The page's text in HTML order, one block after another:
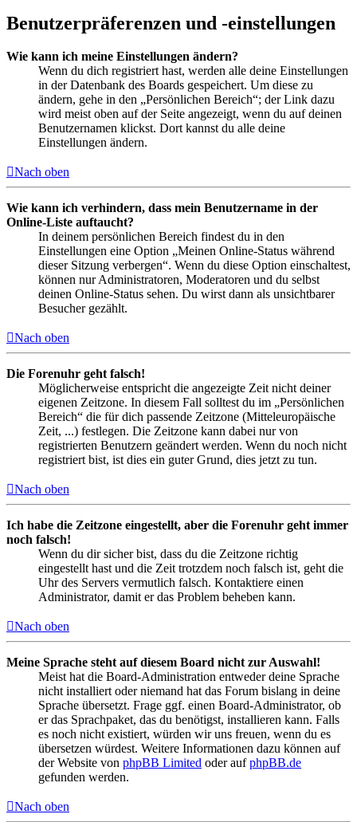
Benutzerpräferenzen und -einstellungen
Wie kann ich meine Einstellungen ändern?
Wenn du dich registriert hast, werden alle deine Einstellungen
in der Datenbank des Boards gespeichert. Um diese zu
ändern, gehe in den „Persönlichen Bereich“; der Link dazu
wird meist oben auf der Seite angezeigt, wenn du auf deinen
Benutzernamen klickst. Dort kannst du alle deine
Einstellungen ändern.
Nach oben
Wie kann ich verhindern, dass mein Benutzername in der
Online-Liste auftaucht?
In deinem persönlichen Bereich findest du in den
Einstellungen eine Option „Meinen Online-Status während
dieser Sitzung verbergen“. Wenn du diese Option einschaltest,
können nur Administratoren, Moderatoren und du selbst
deinen Online-Status sehen. Du wirst dann als unsichtbarer
Besucher gezählt.
Nach oben
Die Forenuhr geht falsch!
Möglicherweise entspricht die angezeigte Zeit nicht deiner
eigenen Zeitzone. In diesem Fall solltest du im „Persönlichen
Bereich“ die für dich passende Zeitzone (Mitteleuropäische
Zeit, ...) festlegen. Die Zeitzone kann dabei nur von
registrierten Benutzern geändert werden. Wenn du noch nicht
registriert bist, ist dies ein guter Grund, dies jetzt zu tun.
Nach oben
Ich habe die Zeitzone eingestellt, aber die Forenuhr geht immer
noch falsch!
Wenn du dir sicher bist, dass du die Zeitzone richtig
eingestellt hast und die Zeit trotzdem noch falsch ist, geht die
Uhr des Servers vermutlich falsch. Kontaktiere einen
Administrator, damit er das Problem beheben kann.
Nach oben
Meine Sprache steht auf diesem Board nicht zur Auswahl!
Meist hat die Board-Administration entweder deine Sprache
nicht installiert oder niemand hat das Forum bislang in deine
Sprache übersetzt. Frage ggf. einen Board-Administrator, ob
er das Sprachpaket, das du benötigst, installieren kann. Falls
es noch nicht existiert, würden wir uns freuen, wenn du es
übersetzen würdest. Weitere Informationen dazu können auf
der Website von phpBB Limited oder aufphpBB.de
gefunden werden.
Nach oben